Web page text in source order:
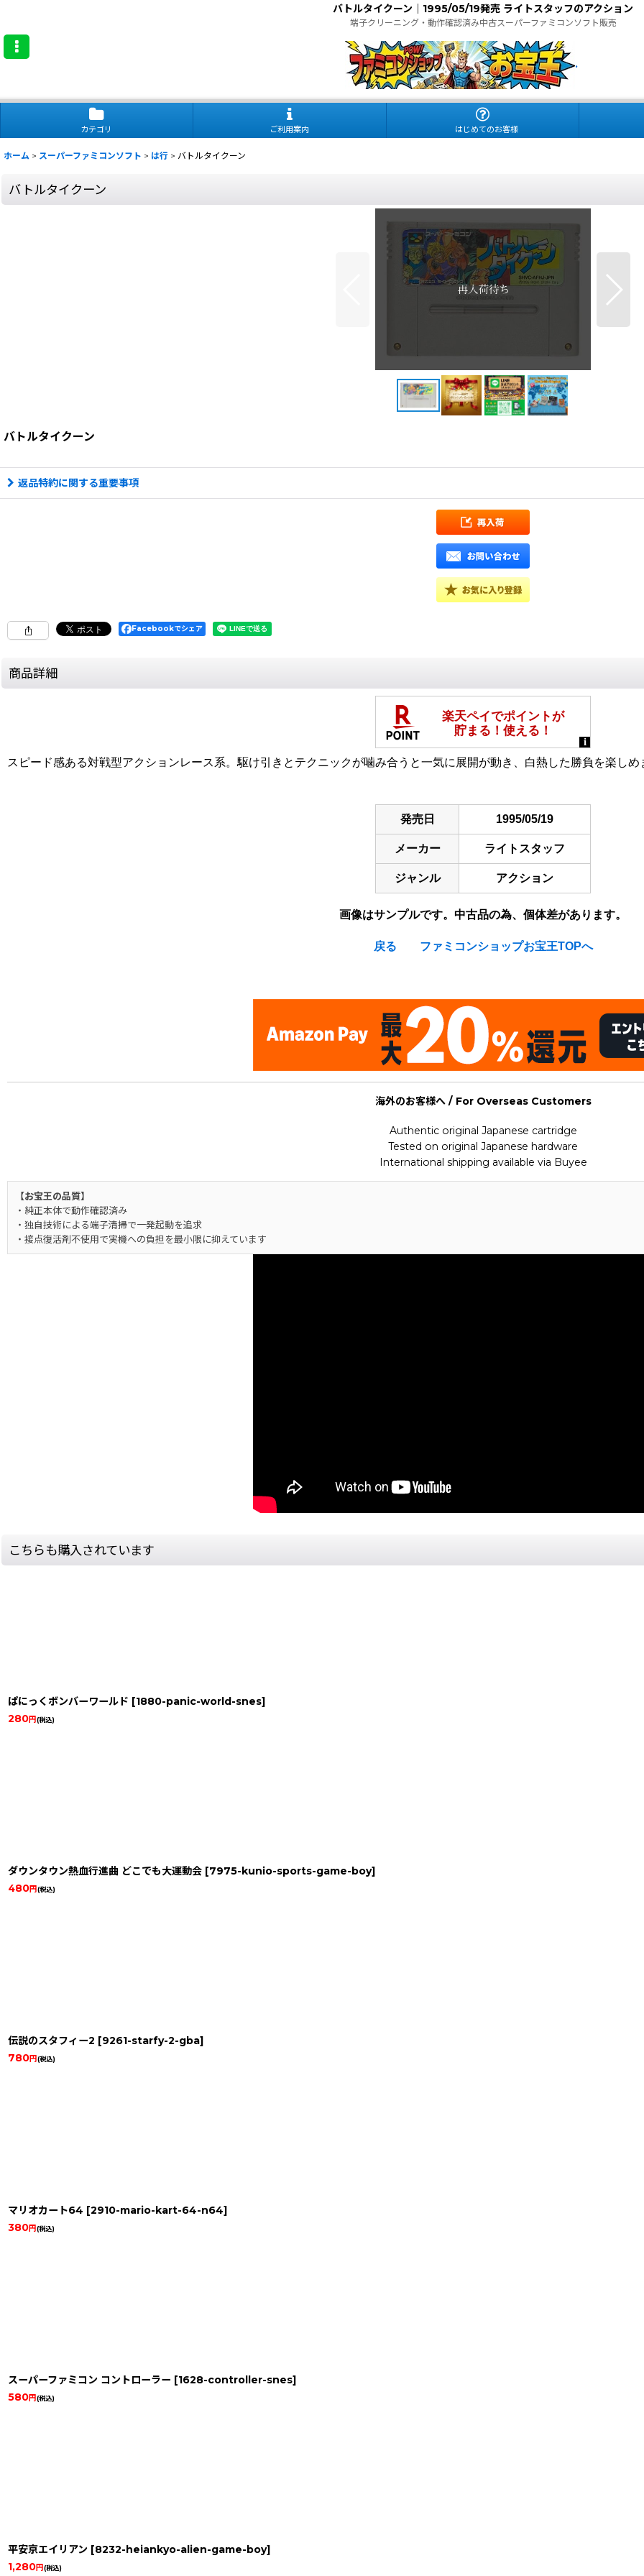
バトルタイクーン｜1995/05/19発売 ライトスタッフのアクション
端子クリーニング・動作確認済み中古スーパーファミコンソフト販売
.
カテゴリ ご利用案内 はじめてのお客様
ホーム > スーパーファミコンソフト > は行 > バトルタイクーン
バトルタイクーン
バトルタイクーン
返品特約に関する重要事項
Facebookでシェア
商品詳細
スピード感ある対戦型アクションレース系。駆け引きとテクニックが噛み合うと一気に展開が動き、白熱した勝負を楽しめ
発売日 1995/05/19
メーカー ライトスタッフ
ジャンル アクション
画像はサンプルです。中古品の為、個体差があります。
戻る ファミコンショップお宝王TOPへ
海外のお客様へ / For Overseas Customers
Authentic original Japanese cartridge
Tested on original Japanese hardware
International shipping available via Buyee
【お宝王の品質】
・純正本体で動作確認済み
・独自技術による端子清掃で一発起動を追求
・接点復活剤不使用で実機への負担を最小限に抑えています
こちらも購入されています
ぱにっくボンバーワールド [1880-panic-world-snes]
280円(税込)
ダウンタウン熱血行進曲 どこでも大運動会 [7975-kunio-sports-game-boy]
480円(税込)
伝説のスタフィー2 [9261-starfy-2-gba]
780円(税込)
マリオカート64 [2910-mario-kart-64-n64]
380円(税込)
スーパーファミコン コントローラー [1628-controller-snes]
580円(税込)
平安京エイリアン [8232-heiankyo-alien-game-boy]
1,280円(税込)